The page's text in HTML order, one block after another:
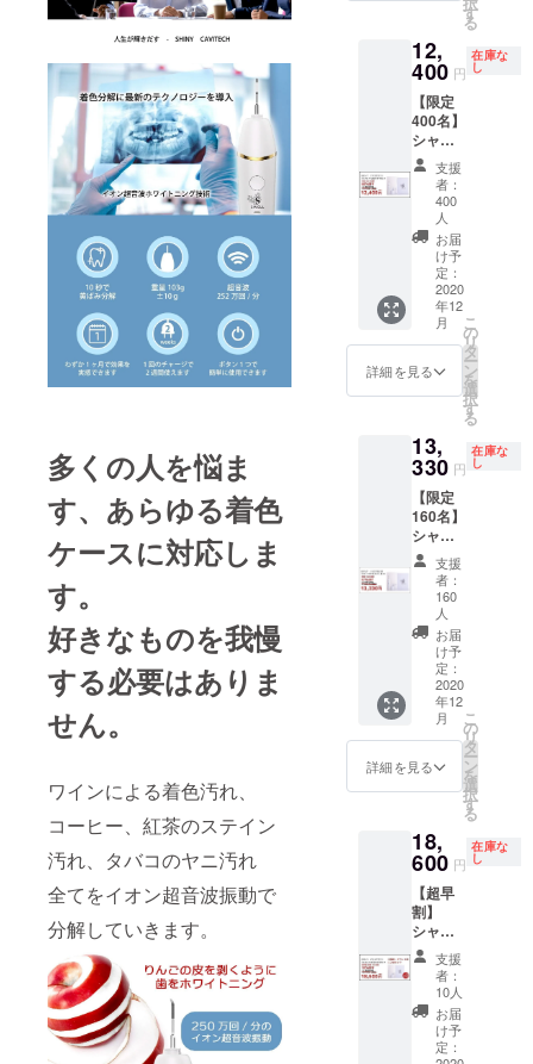
多くの人を悩ま
す、あらゆる着色
ケースに対応しま
す。
好きなものを我慢
する必要はありま
せん。
ワインによる着色汚れ、
コーヒー、紅茶のステイン
汚れ、タバコのヤニ汚れ
全てをイオン超音波振動で
分解していきます。
極細毛
ブラシ
コンブ
ラシ ・
充電台
・充電
用アダ
プター
・取扱
説明書
す
る
12,
400 円
在庫な
し
【限定
400名】
シャイ
ニー
キャビ
テック
１セッ
トのお
届けで
す。 ＜
セット
内容＞
シャイ
ニー
キャビ
極細毛
ブラシ
コンブ
ラシ ・
充電台
・充電
用アダ
プター
・取扱
説明書
支援
者：
400
人
お届
け予
定：
2020
年12
月
詳細を見る
こ
の
リ
タ
ー
ン
を
選
択
す
る
13,
330 円
在庫な
し
【限定
160名】
シャイ
ニー
キャビ
テック
１セッ
トのお
届けで
す。 ＜
セット
内容＞
シャイ
ニー
キャビ
極細毛
ブラシ
コンブ
ラシ ・
充電台
・充電
用アダ
プター
・取扱
説明書
支援
者：
160
人
お届
け予
定：
2020
年12
月
詳細を見る
こ
の
リ
タ
ー
ン
を
選
択
す
る
18,
600 円
在庫な
し
【超早
割】
シャイ
ニー
キャビ
テック
２セッ
トのお
届けで
支援
者：
10人
お届
け予
定：